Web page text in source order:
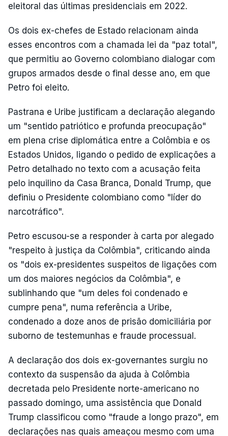
eleitoral das últimas presidenciais em 2022.
Os dois ex-chefes de Estado relacionam ainda
esses encontros com a chamada lei da "paz total",
que permitiu ao Governo colombiano dialogar com
grupos armados desde o final desse ano, em que
Petro foi eleito.
Pastrana e Uribe justificam a declaração alegando
um "sentido patriótico e profunda preocupação"
em plena crise diplomática entre a Colômbia e os
Estados Unidos, ligando o pedido de explicações a
Petro detalhado no texto com a acusação feita
pelo inquilino da Casa Branca, Donald Trump, que
definiu o Presidente colombiano como "líder do
narcotráfico".
Petro escusou-se a responder à carta por alegado
"respeito à justiça da Colômbia", criticando ainda
os "dois ex-presidentes suspeitos de ligações com
um dos maiores negócios da Colômbia", e
sublinhando que "um deles foi condenado e
cumpre pena", numa referência a Uribe,
condenado a doze anos de prisão domiciliária por
suborno de testemunhas e fraude processual.
A declaração dos dois ex-governantes surgiu no
contexto da suspensão da ajuda à Colômbia
decretada pelo Presidente norte-americano no
passado domingo, uma assistência que Donald
Trump classificou como "fraude a longo prazo", em
declarações nas quais ameaçou mesmo com uma